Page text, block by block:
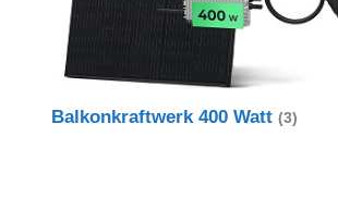
Balkonkraftwerk 400 Watt (3)